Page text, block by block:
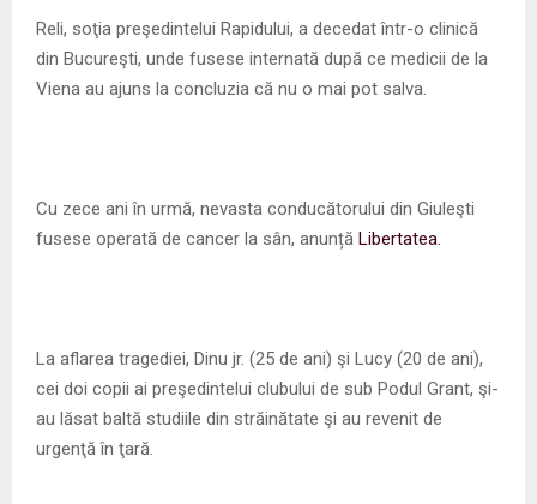
E
U
Reli, soţia preşedintelui Rapidului, a decedat într-o clinică
din Bucureşti, unde fusese internată după ce medicii de la
Viena au ajuns la concluzia că nu o mai pot salva.
Cu zece ani în urmă, nevasta conducătorului din Giuleşti
fusese operată de cancer la sân, anunță Libertatea.
La aflarea tragediei, Dinu jr. (25 de ani) şi Lucy (20 de ani),
cei doi copii ai preşedintelui clubului de sub Podul Grant, şi-
au lăsat baltă studiile din străinătate şi au revenit de
urgenţă în ţară.